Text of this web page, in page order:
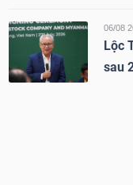
06/08
Lộc
sau